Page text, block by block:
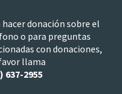
hacer donación sobre el
o para preguntas
con donaciones,
llama
637-2955